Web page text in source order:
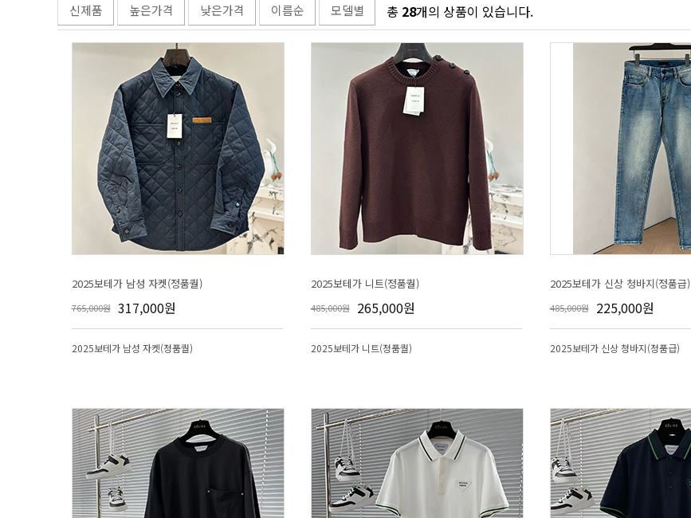
신제품 높은가격 낮은가격 이름순 모델별 총 28개의 상품이 있습니다.
2025보테가 남성 자켓(정품퀄)
765,000원 317,000원
2025보테가 남성 자켓(정품퀄)
2025보테가 니트(정품퀄)
485,000원 265,000원
2025보테가 니트(정품퀄)
2025보테가 신상 청바지(정품급)
485,000원 225,000원
2025보테가 신상 청바지(정품급)